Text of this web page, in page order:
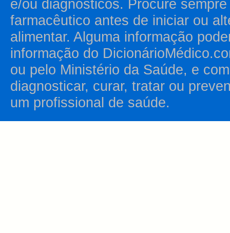
e/ou diagnósticos. Procure
farmacêutico antes de iniciar ou
alimentar. Alguma informação
informação do
ou pelo Ministério da Saúde, e
diagnosticar, curar, tratar ou
um profissional de saúde.